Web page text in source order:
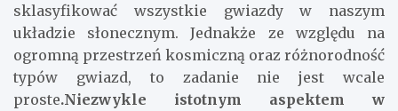
sklasyfikować wszystkie gwiazdy w naszym
układzie słonecznym. Jednakże ze względu na
ogromną przestrzeń kosmiczną oraz różnorodność
typów gwiazd, to zadanie nie jest wcale
proste.Niezwykle istotnym aspektem w